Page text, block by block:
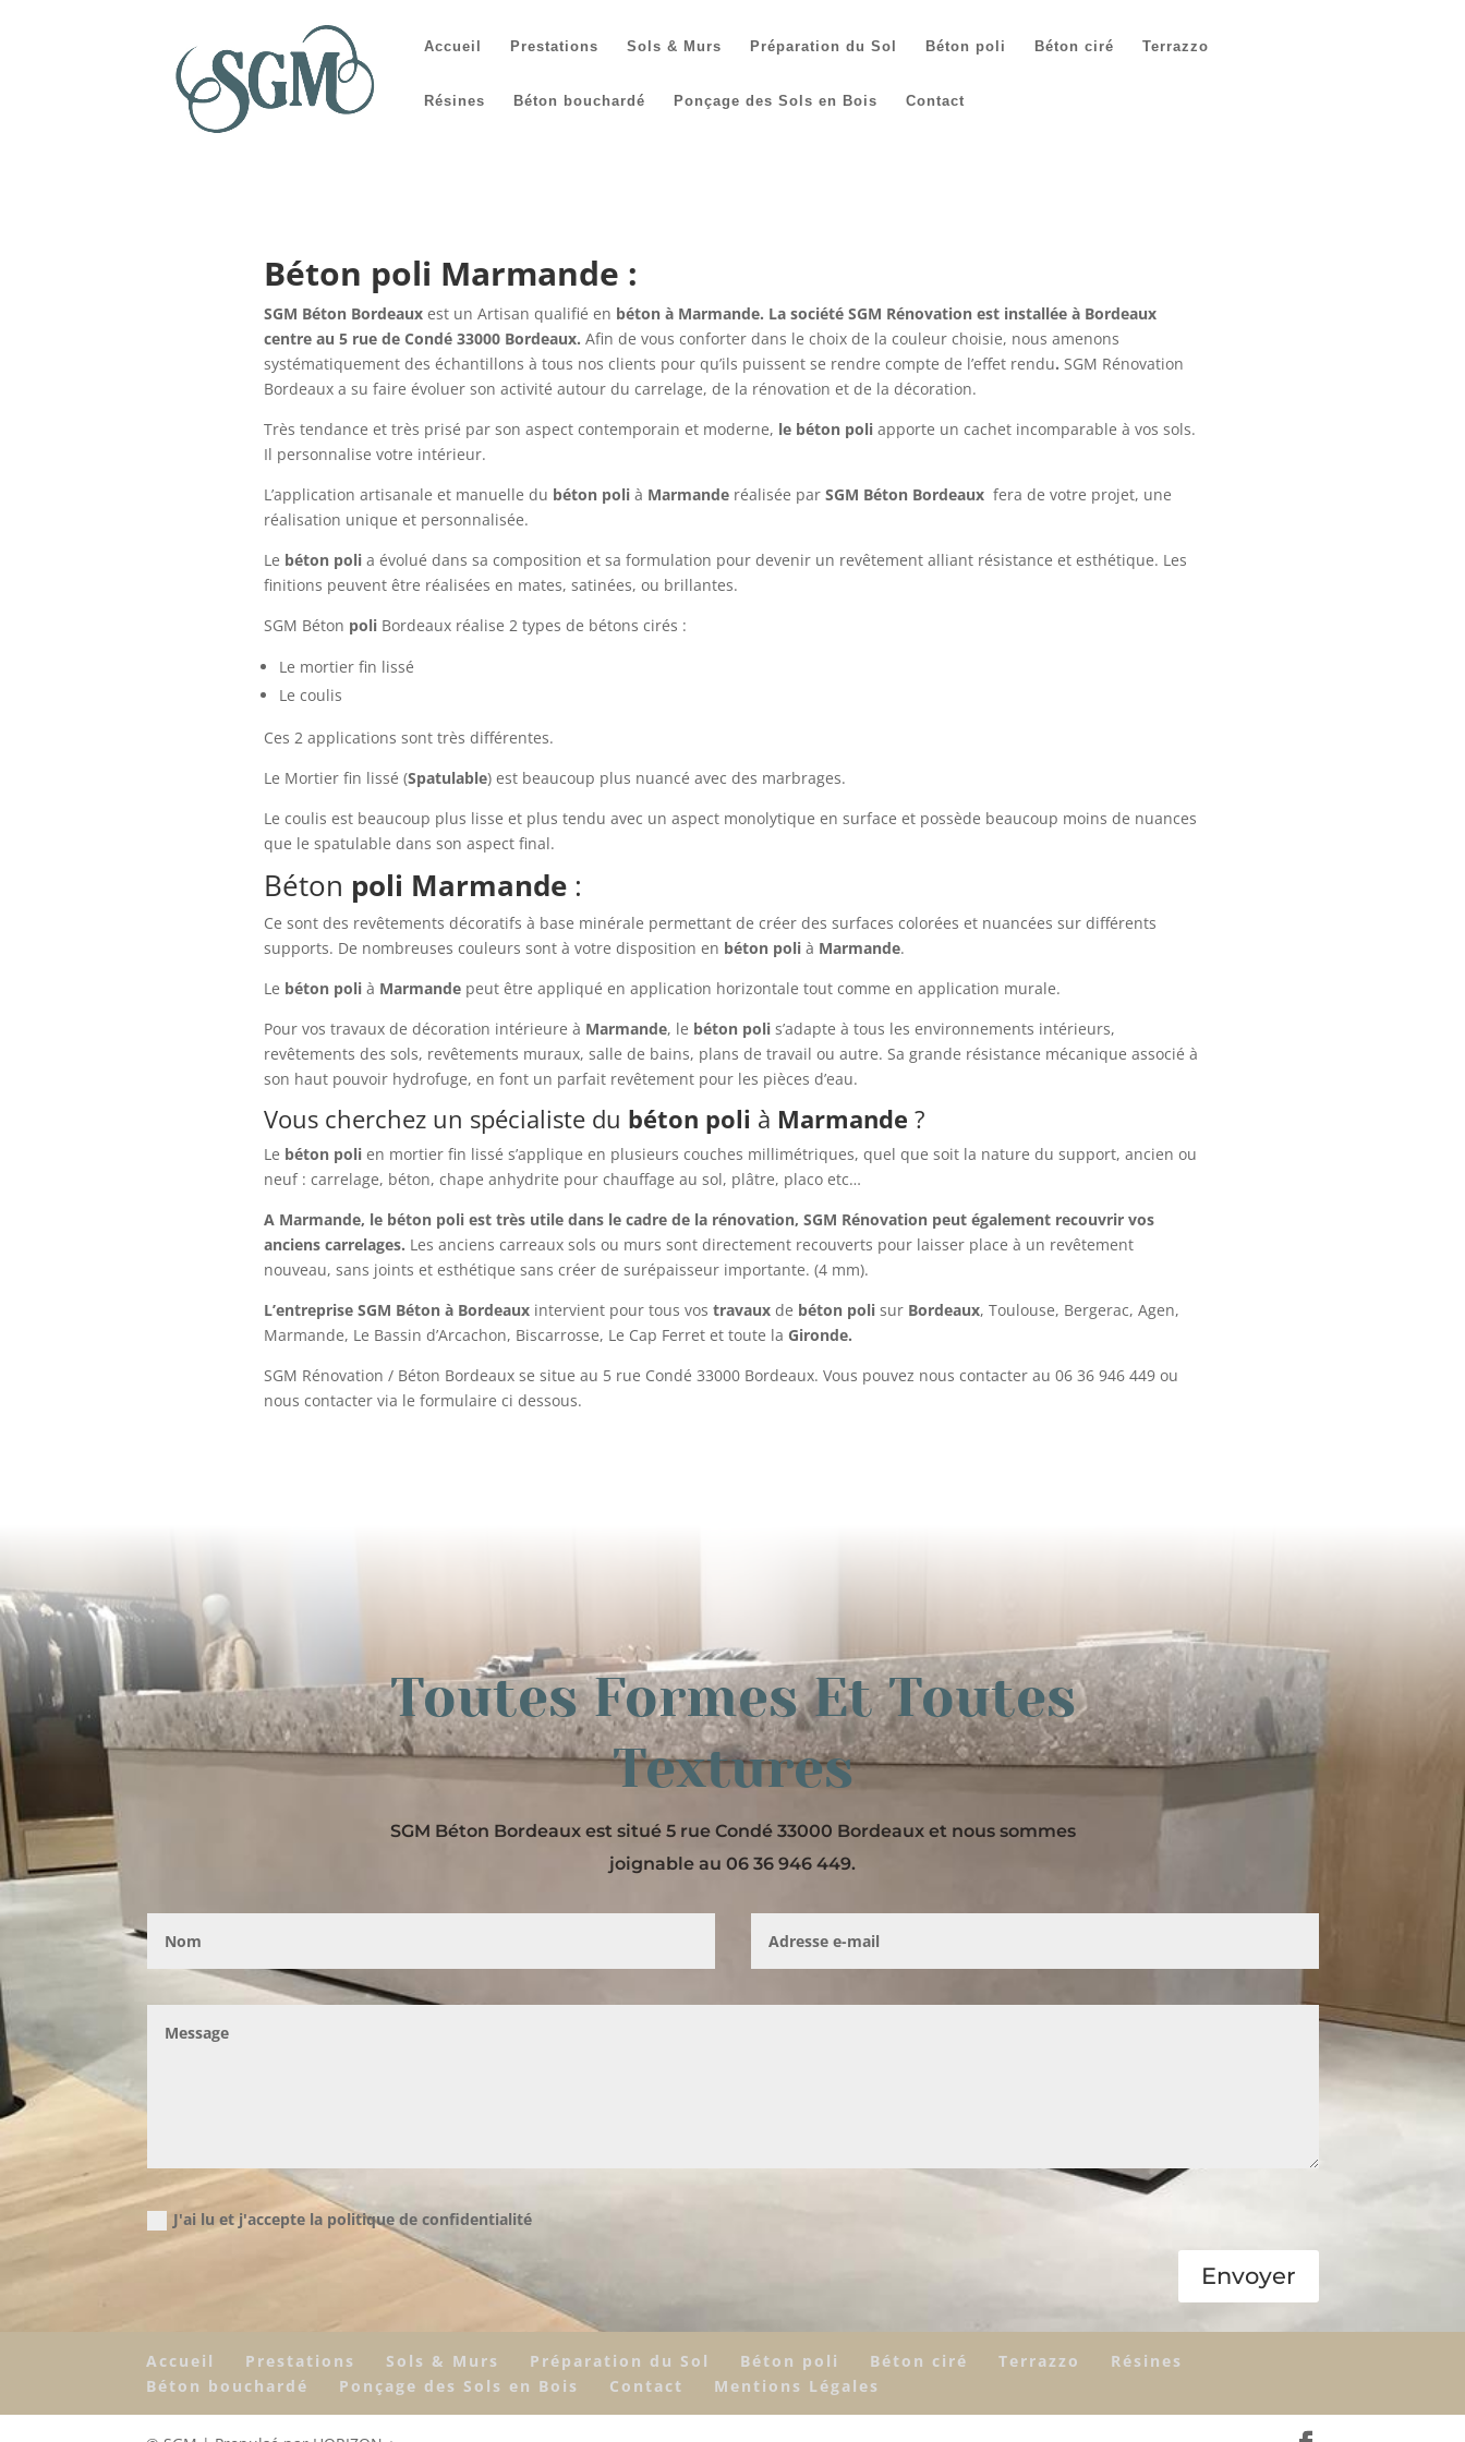
Accueil Prestations Sols & Murs Préparation du Sol Béton poli Béton ciré Terrazzo
Résines Béton bouchardé Ponçage des Sols en Bois Contact
Béton poli Marmande :
SGM Béton Bordeaux est un Artisan qualifié en béton à Marmande. La société SGM Rénovation est installée à Bordeaux
centre au 5 rue de Condé 33000 Bordeaux. Afin de vous conforter dans le choix de la couleur choisie, nous amenons
systématiquement des échantillons à tous nos clients pour qu’ils puissent se rendre compte de l’effet rendu. SGM Rénovation
Bordeaux a su faire évoluer son activité autour du carrelage, de la rénovation et de la décoration.
Très tendance et très prisé par son aspect contemporain et moderne, le béton poliapporte un cachet incomparable à vos sols.
Il personnalise votre intérieur.
L’application artisanale et manuelle du béton polià Marmanderéalisée par SGM Béton Bordeauxfera de votre projet, une
réalisation unique et personnalisée.
Le béton polia évolué dans sa composition et sa formulation pour devenir un revêtement alliant résistance et esthétique. Les
finitions peuvent être réalisées en mates, satinées, ou brillantes.
SGM Béton poliBordeaux réalise 2 types de bétons cirés :
Le mortier fin lissé
Le coulis
Ces 2 applications sont très différentes.
Le Mortier fin lissé (Spatulable) est beaucoup plus nuancé avec des marbrages.
Le coulis est beaucoup plus lisse et plus tendu avec un aspect monolytique en surface et possède beaucoup moins de nuances
que le spatulable dans son aspect final.
Béton poli Marmande:
Ce sont des revêtements décoratifs à base minérale permettant de créer des surfaces colorées et nuancées sur différents
supports. De nombreuses couleurs sont à votre disposition en béton polià Marmande.
Le béton polià Marmandepeut être appliqué en application horizontale tout comme en application murale.
Pour vos travaux de décoration intérieure à Marmande, le béton polis’adapte à tous les environnements intérieurs,
revêtements des sols, revêtements muraux, salle de bains, plans de travail ou autre. Sa grande résistance mécanique associé à
son haut pouvoir hydrofuge, en font un parfait revêtement pour les pièces d’eau.
Vous cherchez un spécialiste du béton poli à Marmande ?
Le béton polien mortier fin lissé s’applique en plusieurs couches millimétriques, quel que soit la nature du support, ancien ou
neuf : carrelage, béton, chape anhydrite pour chauffage au sol, plâtre, placo etc…
A Marmande, le béton poli est très utile dans le cadre de la rénovation, SGM Rénovation peut également recouvrir vos
anciens carrelages. Les anciens carreaux sols ou murs sont directement recouverts pour laisser place à un revêtement
nouveau, sans joints et esthétique sans créer de surépaisseur importante. (4 mm).
L’entreprise SGM Béton à Bordeauxintervient pour tous vos travauxde béton polisur Bordeaux, Toulouse, Bergerac, Agen,
Marmande, Le Bassin d’Arcachon, Biscarrosse, Le Cap Ferret et toute la Gironde.
SGM Rénovation / Béton Bordeaux se situe au 5 rue Condé 33000 Bordeaux. Vous pouvez nous contacter au 06 36 946 449ou
nous contacter via le formulaire ci dessous.
Toutes Formes Et Toutes
Textures
SGM Béton Bordeaux est situé 5 rue Condé 33000 Bordeaux et nous sommes
joignable au 06 36 946 449.
J'ai lu et j'accepte la politique de confidentialité
Envoyer
Accueil Prestations Sols & Murs Préparation du Sol Béton poli Béton ciré Terrazzo
Résines
Béton bouchardé
Ponçage des Sols en Bois Contact Mentions Légales